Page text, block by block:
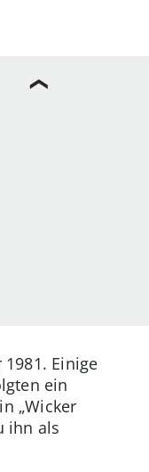
Einige
ein
„Wicker
ihn als